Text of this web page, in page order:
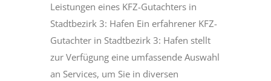
Leistungen eines KFZ-Gutachters in
Stadtbezirk 3: Hafen Ein erfahrener KFZ-
Gutachter in Stadtbezirk 3: Hafen stellt
zur Verfügung eine umfassende Auswahl
an Services, um Sie in diversen